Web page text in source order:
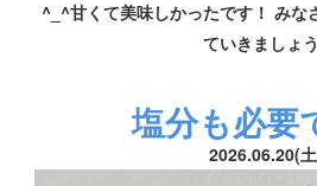
^_^甘くて美味しかったです！ みな
ていきましょ
塩分も必要
2026.06.20(